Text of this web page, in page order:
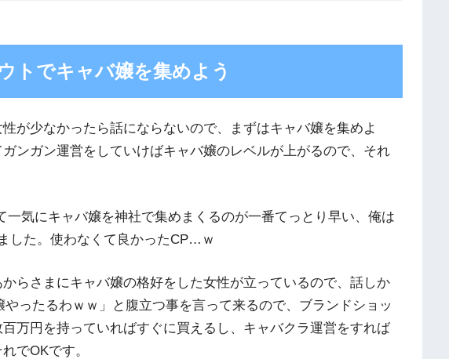
トでキャバ嬢を集めよう
が少なかったら話にならないので、まずはキャバ嬢を集めよ
ンガン運営をしていけばキャバ嬢のレベルが上がるので、それ
一気にキャバ嬢を神社で集めまくるのが一番てっとり早い、俺は
した。使わなくて良かったCP…ｗ
らさまにキャバ嬢の格好をした女性が立っているので、話しか
ったるわｗｗ」と腹立つ事を言って来るので、ブランドショッ
万円を持っていればすぐに買えるし、キャバクラ運営をすれば
でOKです。